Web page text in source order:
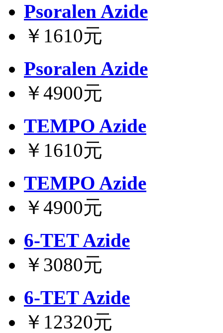
Psoralen Azide
￥1610元
Psoralen Azide
￥4900元
TEMPO Azide
￥1610元
TEMPO Azide
￥4900元
6-TET Azide
￥3080元
6-TET Azide
￥12320元